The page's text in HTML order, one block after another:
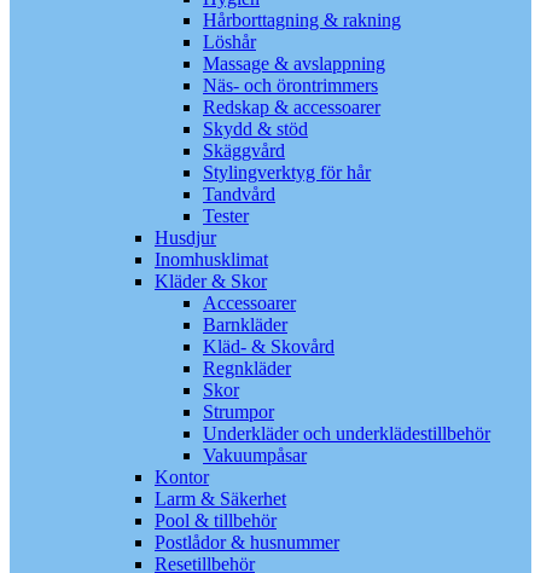
Hårborttagning & rakning
Löshår
Massage & avslappning
Näs- och örontrimmers
Redskap & accessoarer
Skydd & stöd
Skäggvård
Stylingverktyg för hår
Tandvård
Tester
Husdjur
Inomhusklimat
Kläder & Skor
Accessoarer
Barnkläder
Kläd- & Skovård
Regnkläder
Skor
Strumpor
Underkläder och underklädestillbehör
Vakuumpåsar
Kontor
Larm & Säkerhet
Pool & tillbehör
Postlådor & husnummer
Resetillbehör